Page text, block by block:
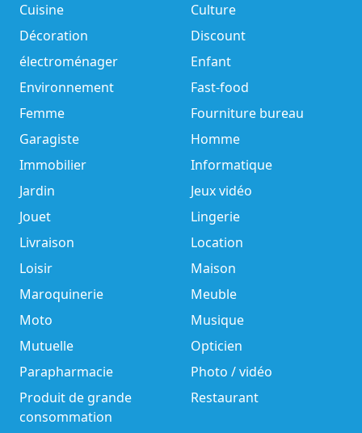
Cuisine
Culture
Décoration
Discount
électroménager
Enfant
Environnement
Fast-food
Femme
Fourniture bureau
Garagiste
Homme
Immobilier
Informatique
Jardin
Jeux vidéo
Jouet
Lingerie
Livraison
Location
Loisir
Maison
Maroquinerie
Meuble
Moto
Musique
Mutuelle
Opticien
Parapharmacie
Photo / vidéo
Produit de grande
consommation
Restaurant